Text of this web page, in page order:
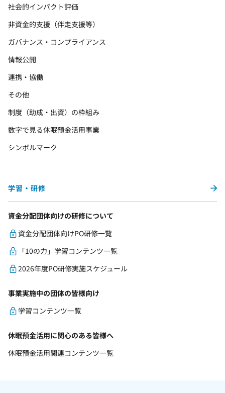
社会的インパクト評価
非資金的支援（伴走支援等）
ガバナンス・コンプライアンス
情報公開
連携・協働
その他
制度（助成・出資）の枠組み
数字で見る休眠預金活用事業
シンボルマーク
学習・研修
資金分配団体向けの研修について
資金分配団体向けPO研修一覧
「10の力」学習コンテンツ一覧
2026年度PO研修実施スケジュール
事業実施中の団体の皆様向け
学習コンテンツ一覧
休眠預金活用に関心のある皆様へ
休眠預金活用関連コンテンツ一覧